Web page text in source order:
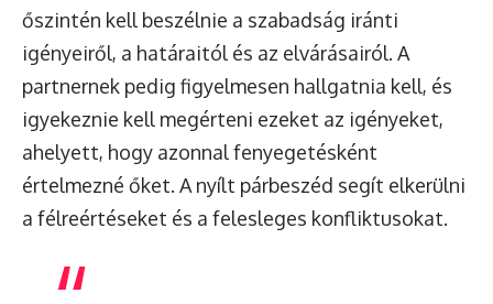
őszintén kell beszélnie a szabadság iránti
igényeiről, a határaitól és az elvárásairól. A
partnernek pedig figyelmesen hallgatnia kell, és
igyekeznie kell megérteni ezeket az igényeket,
ahelyett, hogy azonnal fenyegetésként
értelmezné őket. A nyílt párbeszéd segít elkerülni
a félreértéseket és a felesleges konfliktusokat.